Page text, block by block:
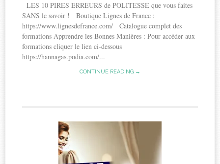
LES 10 PIRES ERREURS de POLITESSE que vous faites
SANS le savoir ! Boutique Lignes de France :
https://www.lignesdefrance.com/ Catalogue complet des
formations Apprendre les Bonnes Manières : Pour accéder aux
formations cliquer le lien ci-dessous
https://hannagas.podia.com/...
CONTINUE READING →